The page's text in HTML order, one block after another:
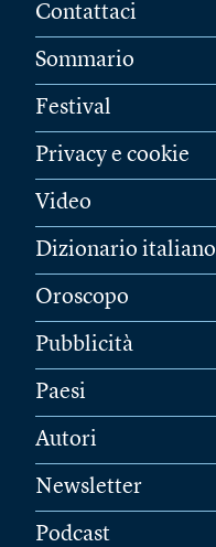
Contattaci
Sommario
Festival
Privacy e cookie
Video
Dizionario italiano
Oroscopo
Pubblicità
Paesi
Autori
Newsletter
Podcast